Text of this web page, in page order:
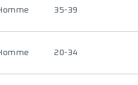
35-39
20-34